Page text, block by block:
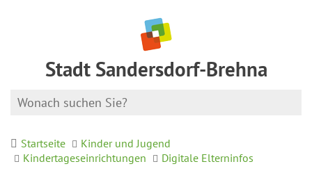
Stadt Sandersdorf-Brehna
Startseite
Kinder und Jugend
Kindertageseinrichtungen
Digitale Elterninfos